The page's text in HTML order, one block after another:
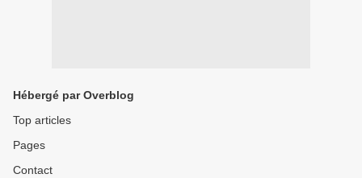
Hébergé par Overblog
Top articles
Pages
Contact